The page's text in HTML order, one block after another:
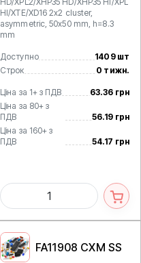
HI/XTE/XD16 2x2 cluster,
asymmetric, 50x50 mm, h=8.3
mm
Доступно
1409 шт
Строк
0 тижн.
Ціна за 1+ з ПДВ
63.36 грн
Ціна за 80+ з
ПДВ
56.19 грн
Ціна за 160+ з
ПДВ
54.17 грн
FA11908 CXM SS